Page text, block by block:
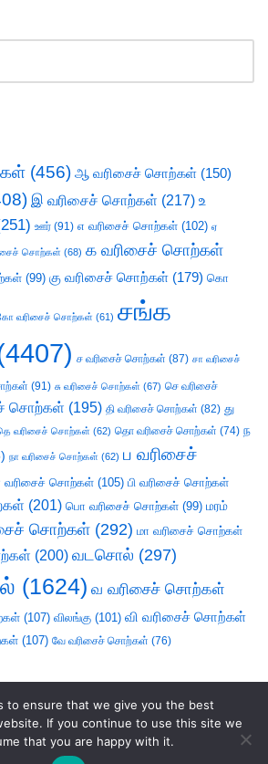
(456) ஆ வரிசைச் சொற்கள் (150)
இ வரிசைச் சொற்கள் (217) உ
ஊர் (91) எ வரிசைச் சொற்கள் (102) ஏ
சொற்கள் (68) க வரிசைச் சொற்கள்
(99) கு வரிசைச் சொற்கள் (179) கொ
வரிசைச் சொற்கள் (61) சங்க
ச வரிசைச் சொற்கள் (87) சா வரிசைச்
(91) சு வரிசைச் சொற்கள் (67) செ வரிசைச்
சொற்கள் (195) தி வரிசைச் சொற்கள் (82) து
வரிசைச் சொற்கள் (62) தொ வரிசைச் சொற்கள் (74) ந
நா வரிசைச் சொற்கள் (62) ப வரிசைச்
வரிசைச் சொற்கள் (105) பி வரிசைச் சொற்கள்
(201) பொ வரிசைச் சொற்கள் (99) மரம்
சொற்கள் (292) மா வரிசைச் சொற்கள்
(200) வடசொல் (297)
(1624) வ வரிசைச் சொற்கள்
(107) விலங்கு (101) வி வரிசைச் சொற்கள்
(107) வே வரிசைச் சொற்கள் (76)
to ensure that we give you the best
If you continue to use this site we
that you are happy with it.